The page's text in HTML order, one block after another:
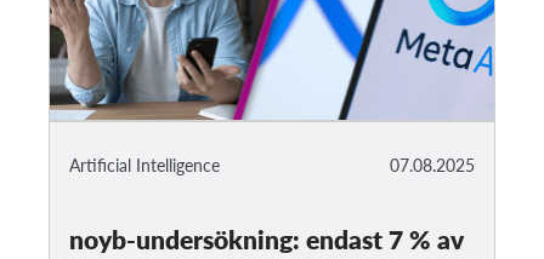
07.08.2025
Artificial Intelligence
noyb-undersökning: endast 7 % av